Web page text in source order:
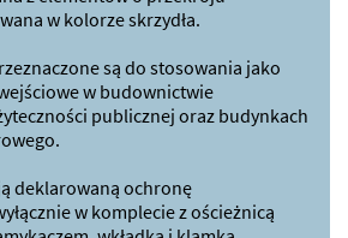
w kolorze skrzydła.
są do stosowania jako
w budownictwie
publicznej oraz budynkach
deklarowaną ochronę
w komplecie z ościeżnicą